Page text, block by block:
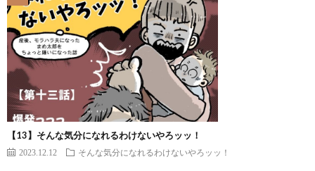
【13】そんな気分になれるわけないやろッッ！
2023.12.12 そんな気分になれるわけないやろッッ！